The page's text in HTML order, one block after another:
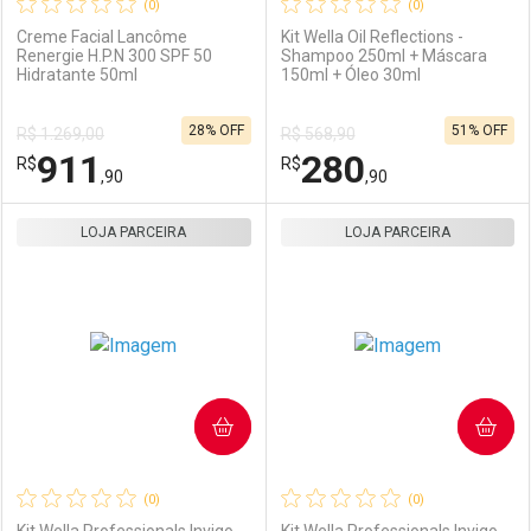
Comprar sem Desconto
Por R$ 169,90/cada
Comprar sem Desconto
Por R$ 169,90/cada
Comprar sem Desconto
Por R$ 343,90/cada
Comprar sem Desconto
Por R$ 343,90/cada
(0)
Creme Facial Lancôme
Renergie H.P.N 300 SPF 50
Hidratante 50ml
R$ 1.269,00
R$911 ,90
28% OFF
(0)
Kit Wella Oil Reflections -
Shampoo 250ml + Máscara
150ml + Óleo 30ml
R$ 568,90
R$280,90
51% OFF
(0)
LOJA PARCEIRA
COMPRAR
(0)
LOJA PARCEIRA
COMPRAR